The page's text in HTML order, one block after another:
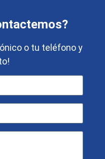
o tu teléfono y